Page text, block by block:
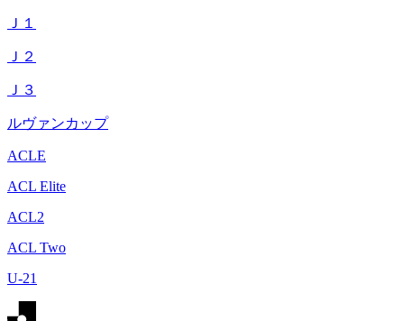
Ｊ１
Ｊ２
Ｊ３
ルヴァンカップ
ACLE
ACL Elite
ACL2
ACL Two
U-21